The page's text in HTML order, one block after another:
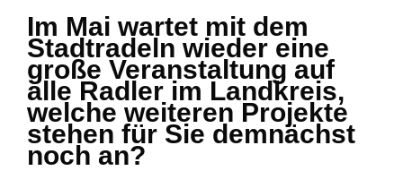
Im Mai wartet mit dem
Stadtradeln wieder eine
große Veranstaltung auf
alle Radler im Landkreis,
welche weiteren Projekte
stehen für Sie demnächst
noch an?